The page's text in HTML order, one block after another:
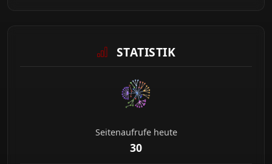
STATISTIK
Seitenaufrufe heute
30